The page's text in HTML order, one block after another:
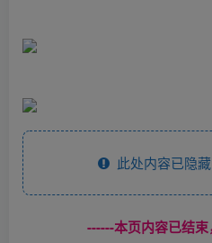
此处内容已隐
------本页内容已结